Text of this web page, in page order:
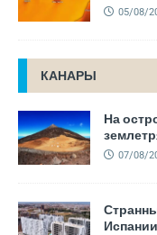
05/08/
КАНАРЫ
На
07/08/
Испании